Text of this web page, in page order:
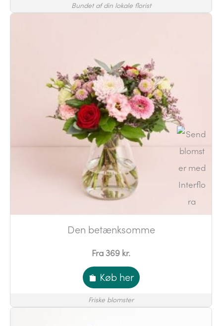
Bundet af din lokale florist
Den betænksomme
Fra 369 kr.
Køb her
Friske blomster